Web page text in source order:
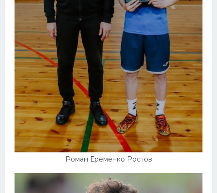
Роман Еременко Ростов